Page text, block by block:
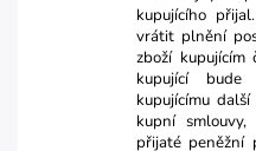
kupujícího
vrátit plnění
zboží
kupující
kupujícímu
kupní
přijaté peněžní